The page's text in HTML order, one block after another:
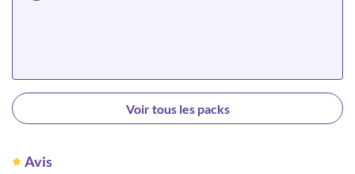
Choisir
Voir tous les packs
Avis